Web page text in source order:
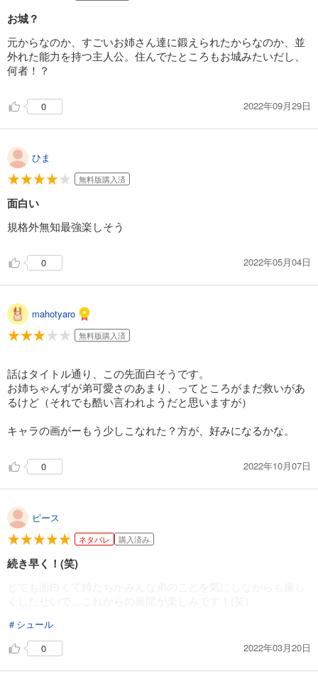
お城？
元からなのか、すごいお姉さん達に鍛えられたからなのか、並
外れた能力を持つ主人公。住んでたところもお城みたいだし、
何者！？
0 2022年09月29日
ひま
無料版購入済
面白い
規格外無知最強楽しそう
0 2022年05月04日
mahotyaro
無料版購入済
話はタイトル通り、この先面白そうです。
お姉ちゃんずが弟可愛さのあまり、ってところがまだ救いがあ
るけど（それでも酷い言われようだと思いますが）
キャラの画がーもう少しこなれた？方が、好みになるかな。
0 2022年10月07日
ピース
ネタバレ 購入済み
続き早く！(笑)
＃シュール
0
2022年03月20日